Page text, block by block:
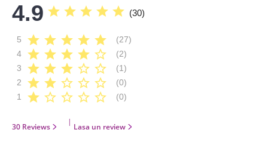
4.9 star star star star star (30)
5 star star star star star
(27)
4
star star star star star_border
(2)
3
star star star star_border star_border
(1)
2
star star star_border star_border star_border
(0)
1
star star_border star_border star_border star_border (0)
30 Reviews
|
Lasa un review